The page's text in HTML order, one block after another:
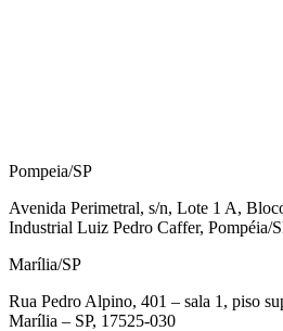
Pompeia/SP
Avenida Perimetral, s/n, Lote 1 A,
Industrial Luiz Pedro Caffer, Pompéia/
Marília/SP
Rua Pedro Alpino, 401 – sala 1, piso
Marília – SP, 17525-030